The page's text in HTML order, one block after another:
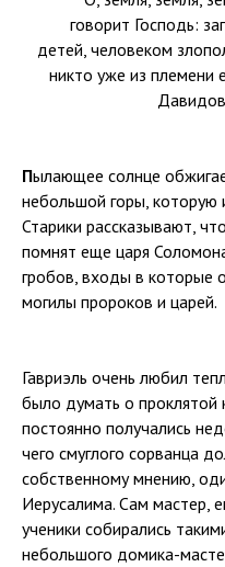
говорит Господь:
детей, человеком
никто уже из племени
Пылающее солнце
небольшой горы, которую
Старики рассказывают,
помнят еще царя
гробов, входы в которые
могилы пророков и царей.
Гавриэль очень любил
было думать о проклятой
постоянно получались
чего смуглого сорванца
собственному мнению,
Иерусалима. Сам мастер,
ученики собирались
небольшого домика-